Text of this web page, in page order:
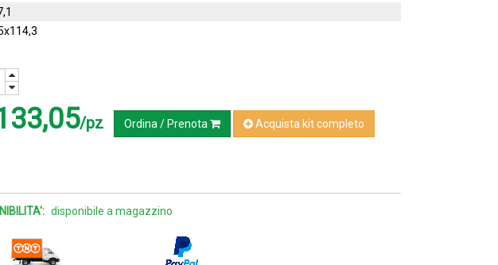
/pz Ordina / Prenota Acquista kit completo
disponibile a magazzino